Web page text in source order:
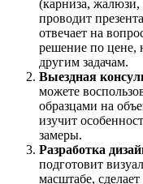
(карниза,
проводит
отвечает на
решение по цене,
другим задачам.
Выездная
можете
образцами на
изучит
замеры.
Разработка
подготовит
масштабе,